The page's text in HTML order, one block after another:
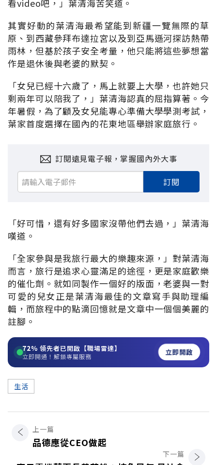
看video吧，」葉清海苦笑道。
其實好動的葉清海最希望能到新疆一覽無際的草
原、到西藏參拜布達拉宮以及到亞馬遜河探訪熱帶
雨林，但基於孩子安全考量，他只能將這些夢想當
作是退休後與老婆的默契。
「女兒已經十六歲了，馬上就要上大學，也許她只
剩兩年可以陪我了，」葉清海認真的屈指算著。今
年暑假，為了顧及女兒能專心準備大學學測考試，
葉家首度選擇在國內的花東地區舉辦家庭旅行。
訂閱遠見電子報，掌握國內外大事
訂閱
「好可惜，還有好多國家沒帶他們去過，」葉清海
嘆道。
「全家參與是我旅行最大的樂趣來源，」對葉清海
而言，旅行是追求心靈滿足的途徑，更是家庭歡樂
的催化劑。就如同製作一個好的版面，老婆與一對
可愛的兒女正是葉清海最佳的文章寫手與助理編
輯，而旅程中的點滴回憶就是文章中一個個美麗的
註腳。
72% 領先者已開啟【職場雷達】
立即開通！解鎖專屬服務 立即開啟
生活
上一篇
品德應從CEO做起
下一篇